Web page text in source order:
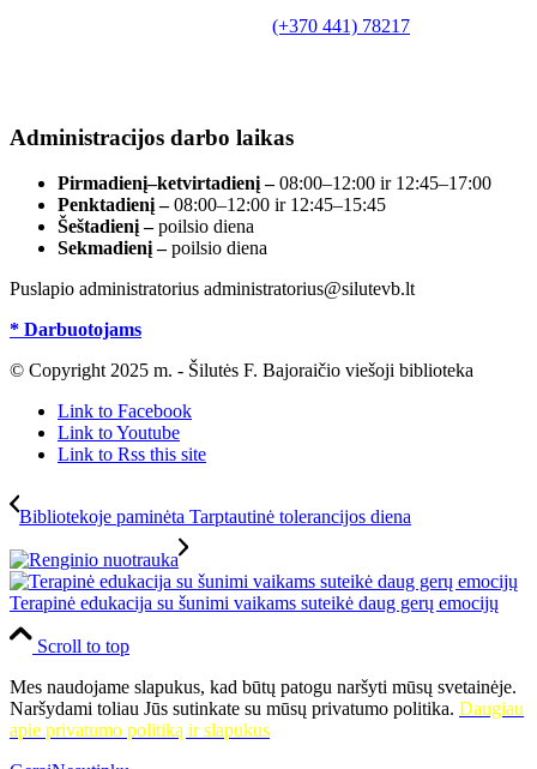
(+370 441) 78217
Administracijos darbo laikas
Pirmadienį–ketvirtadienį –08:00–12:00 ir 12:45–17:00
Penktadienį –08:00–12:00 ir 12:45–15:45
Šeštadienį –poilsio diena
Sekmadienį –poilsio diena
Puslapio administratorius administratorius@silutevb.lt
* Darbuotojams
© Copyright 2025 m. - Šilutės F. Bajoraičio viešoji biblioteka
Link to Facebook
Link to Youtube
Link to Rss this site
Bibliotekoje paminėta Tarptautinė tolerancijos diena
Terapinė edukacija su šunimi vaikams suteikė daug gerų emocijų
Scroll to top
Mes naudojame slapukus, kad būtų patogu naršyti mūsų svetainėje.
Naršydami toliau Jūs sutinkate su mūsų privatumo politika. Daugiau
apie privatumo politiką ir slapukus